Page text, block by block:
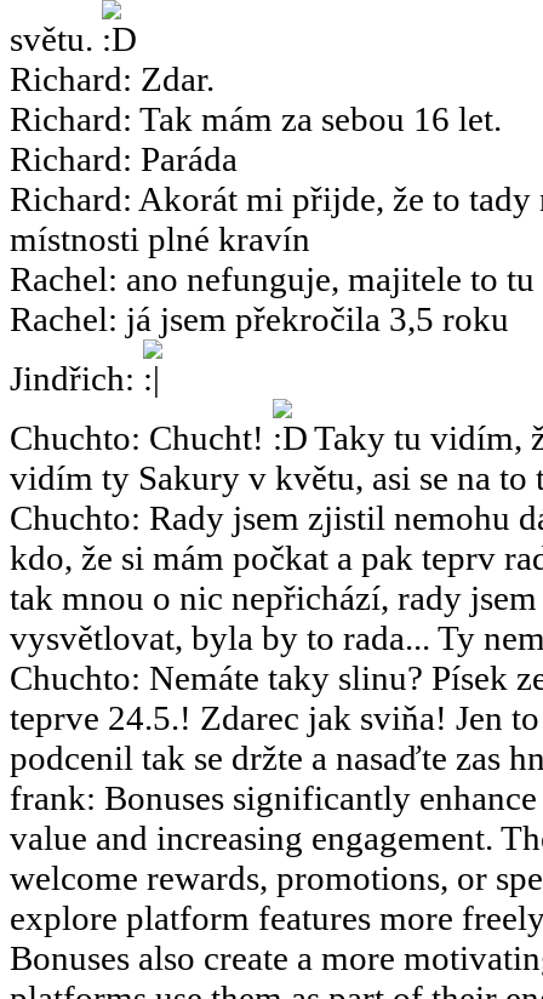
světu.
Richard: Zdar.
Richard: Tak mám za sebou 16 let.
Richard: Paráda
Richard: Akorát mi přijde, že to tady
místnosti plné kravín
Rachel: ano nefunguje, majitele to
Rachel: já jsem překročila 3,5 roku
Jindřich:
Chuchto: Chucht!
Taky tu vidím,
vidím ty Sakury v květu, asi se na to
Chuchto: Rady jsem zjistil nemohu
kdo, že si mám počkat a pak teprv
tak mnou o nic nepřichází, rady
vysvětlovat, byla by to rada... Ty
Chuchto: Nemáte taky slinu? Písek
teprve 24.5.! Zdarec jak sviňa! Jen
podcenil tak se držte a nasaďte zas
frank: Bonuses significantly
value and increasing engagement.
welcome rewards, promotions, or
explore platform features more
Bonuses also create a more